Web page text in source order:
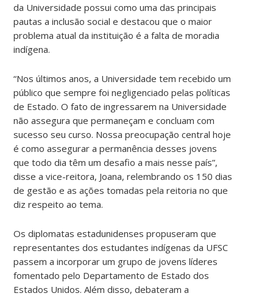
da Universidade possui como uma das principais
pautas a inclusão social e destacou que o maior
problema atual da instituição é a falta de moradia
indígena.
“Nos últimos anos, a Universidade tem recebido um
público que sempre foi negligenciado pelas políticas
de Estado. O fato de ingressarem na Universidade
não assegura que permaneçam e concluam com
sucesso seu curso. Nossa preocupação central hoje
é como assegurar a permanência desses jovens
que todo dia têm um desafio a mais nesse país”,
disse a vice-reitora, Joana, relembrando os 150 dias
de gestão e as ações tomadas pela reitoria no que
diz respeito ao tema.
Os diplomatas estadunidenses propuseram que
representantes dos estudantes indígenas da UFSC
passem a incorporar um grupo de jovens líderes
fomentado pelo Departamento de Estado dos
Estados Unidos. Além disso, debateram a